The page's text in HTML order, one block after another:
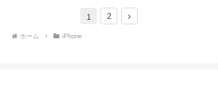
1 2
次
ホーム iPhone